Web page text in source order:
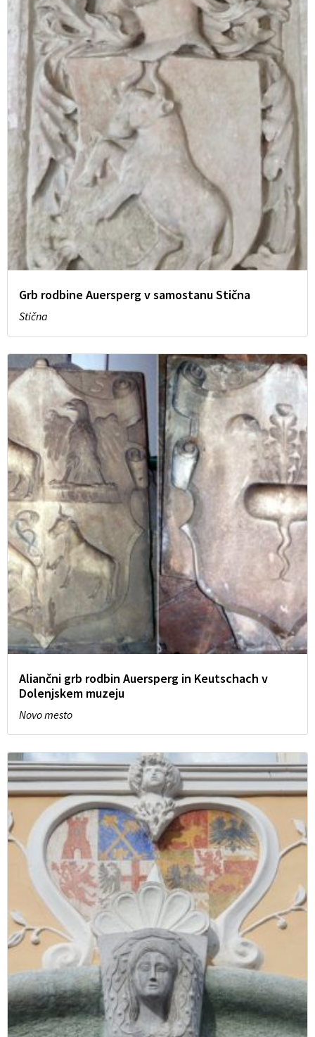
Grb rodbine Auersperg v samostanu Stična
Stična
Aliančni grb rodbin Auersperg in Keutschach v
Dolenjskem muzeju
Novo mesto